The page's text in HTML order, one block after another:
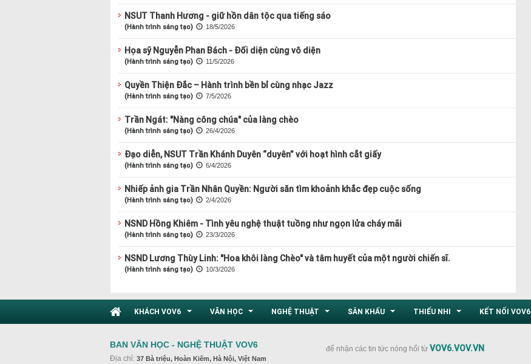
NSUT Thanh Hương - giữ hồn dân tộc qua tiếng sáo
(Hành trình sáng tạo) 18/5/2026
Họa sỹ Nguyễn Phan Bách - Đối diện cùng vô diện
(Hành trình sáng tạo) 11/5/2026
Quyền Thiện Đắc – Hành trình bền bỉ cùng nhạc Jazz
(Hành trình sáng tạo) 7/5/2026
Trần Ngát: "Nàng công chúa" của làng chèo
(Hành trình sáng tạo) 26/4/2026
Đạo diễn, NSUT Trần Khánh Duyên “duyên” với hoạt hình cắt giấy
(Hành trình sáng tạo) 6/4/2026
Nhiếp ảnh gia Trần Nhân Quyền: Người săn tìm khoảnh khắc đẹp cuộc sống
(Hành trình sáng tạo) 2/4/2026
NSND Hồng Khiêm - Tình yêu nghệ thuật tuồng như ngọn lửa cháy mãi
(Hành trình sáng tạo) 23/3/2026
NSND Lương Thùy Linh: "Hoa khôi làng Chèo" và tâm huyết của một người chiến sĩ.
(Hành trình sáng tạo) 10/3/2026
KHÁCH VOV6 VĂN HỌC NGHỆ THUẬT SÂN KHẤU THIẾU NHI KẾT NỐI VOV6
BAN VĂN HỌC - NGHỆ THUẬT VOV6
Địa chỉ: 37 Bà triệu, Hoàn Kiếm, Hà Nội, Việt Nam
để nhận các tin tức nóng hổi từ VOV6.VOV.VN